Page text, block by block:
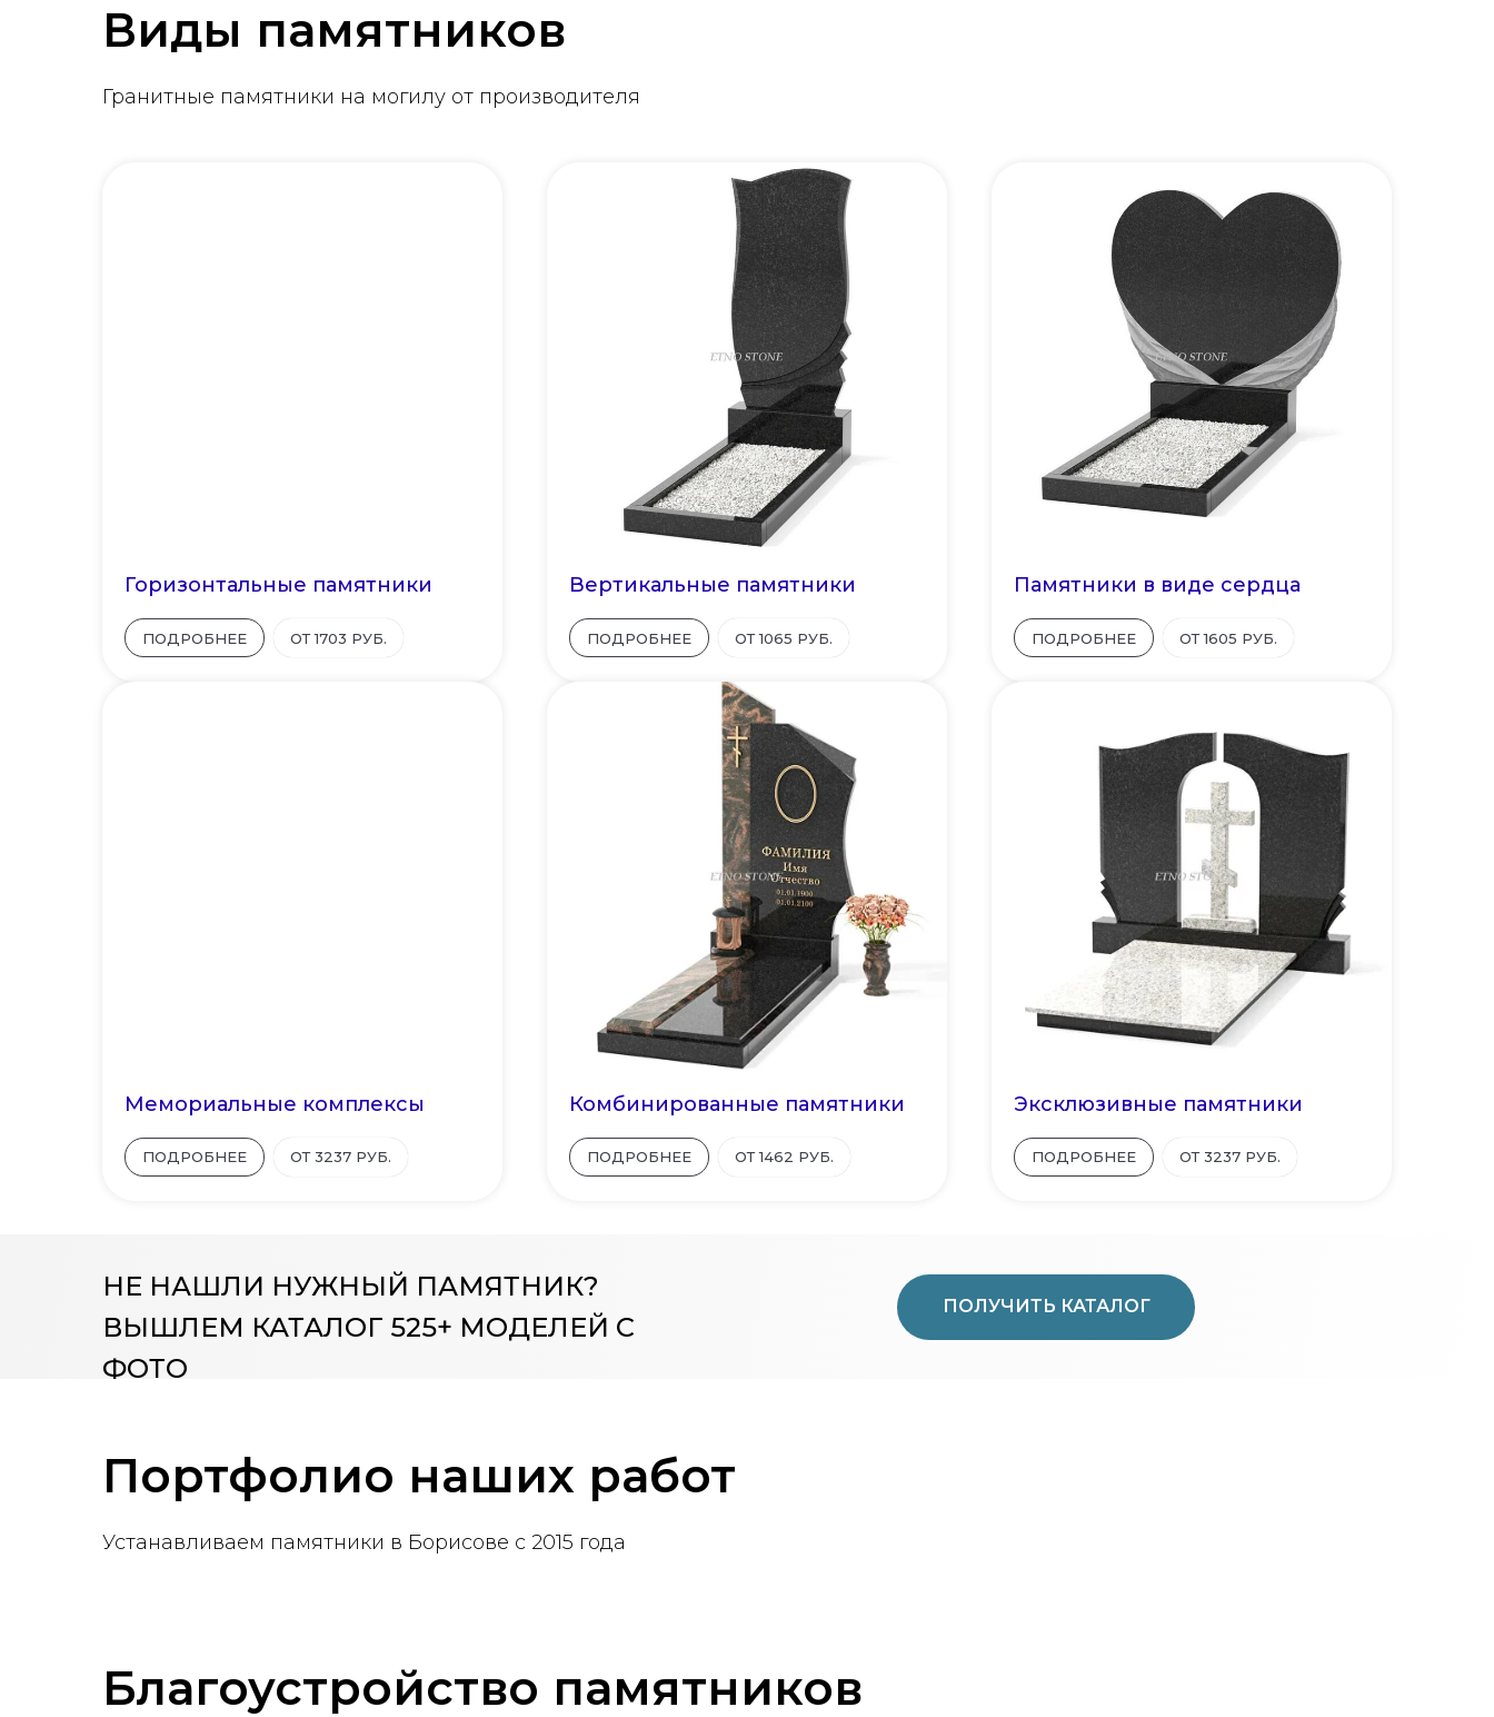
Виды памятников
Гранитные памятники на могилу от производителя
Горизонтальные памятники
ПОДРОБНЕЕ ОТ 1703 РУБ.
Вертикальные памятники
ПОДРОБНЕЕ ОТ 1065 РУБ.
Памятники в виде сердца
ПОДРОБНЕЕ ОТ 1605 РУБ.
Мемориальные комплексы
ПОДРОБНЕЕ ОТ 3237 РУБ.
Комбинированные памятники
ПОДРОБНЕЕ ОТ 1462 РУБ.
Эксклюзивные памятники
ПОДРОБНЕЕ ОТ 3237 РУБ.
ПОЛУЧИТЬ КАТАЛОГ
НЕ НАШЛИ НУЖНЫЙ ПАМЯТНИК?
ВЫШЛЕМ КАТАЛОГ 525+ МОДЕЛЕЙ С
ФОТО
Портфолио наших работ
Устанавливаем памятники в Борисове с 2015 года
Благоустройство памятников